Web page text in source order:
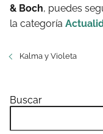
& Boch, puedes
la categoría
Kalma y Violeta
Buscar